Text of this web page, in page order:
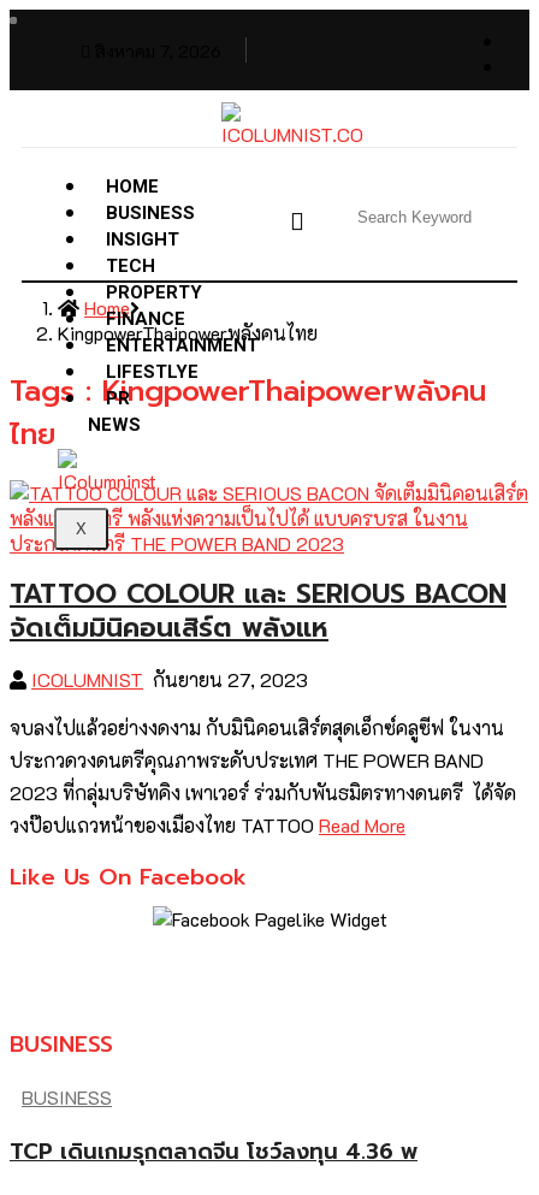
HOME
BUSINESS
INSIGHT
TECH
PROPERTY
FINANCE
ENTERTAINMENT
LIFESTLYE
PR
NEWS
X
Home
KingpowerThaipowerพลังคนไทย
Tags : KingpowerThaipowerพลังคน
ไทย
TATTOO COLOUR และ SERIOUS BACON
จัดเต็มมินิคอนเสิร์ต พลังแห
ICOLUMNIST กันยายน 27, 2023
จบลงไปแล้วอย่างงดงาม กับมินิคอนเสิร์ตสุดเอ็กซ์คลูซีฟ ในงาน
ประกวดวงดนตรีคุณภาพระดับประเทศ THE POWER BAND
2023 ที่กลุ่มบริษัทคิง เพาเวอร์ ร่วมกับพันธมิตรทางดนตรี ได้จัด
วงป๊อปแถวหน้าของเมืองไทย TATTOO Read More
Like Us On Facebook
BUSINESS
BUSINESS
TCP เดินเกมรุกตลาดจีน โชว์ลงทุน 4.36 พ